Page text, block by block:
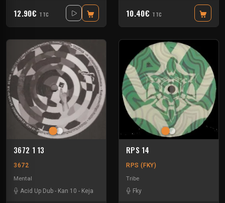
12.90€ TTC 10.40€ TTC
3672 1 13
3672
Mental
Acid Up Dub - Kan 10 - Keja
RPS 14
RPS (FKY)
Tribe
Fky